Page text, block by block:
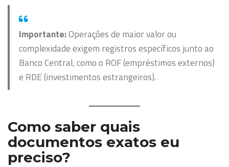
Importante:Operações de maior valor ou
complexidade exigem registros específicos junto ao
Banco Central, como o ROF (empréstimos externos)
e RDE (investimentos estrangeiros).
Como saber quais
documentos exatos eu
preciso?